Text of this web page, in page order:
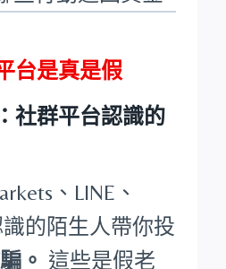
台是真是假
社群平台認識的
、LINE、
識的陌生人帶你投
。 這些是假老